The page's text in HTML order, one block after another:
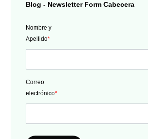
Blog - Newsletter Form Cabecera
Nombre y
Apellido*
Correo
electrónico*